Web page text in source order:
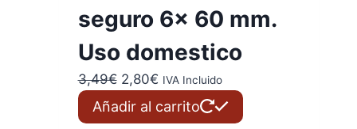
seguro 6x 60 mm.
Uso domestico
3,49€ El
precio
original
2,80€El
precio
actual
IVA Incluido
Añadir al carrito